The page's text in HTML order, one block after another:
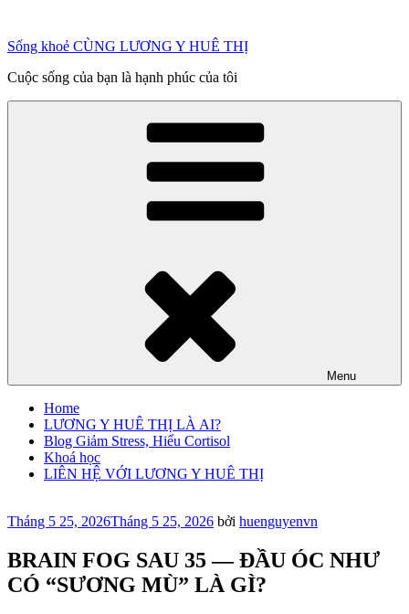
phần
dung
Sống khoẻ CÙNG LƯƠNG Y HUÊ THỊ
Cuộc sống của bạn là hạnh phúc của tôi
Menu
Home
LƯƠNG Y HUÊ THỊ LÀ AI?
Blog Giảm Stress, Hiểu Cortisol
Khoá học
LIÊN HỆ VỚI LƯƠNG Y HUÊ THỊ
Đăng
Tháng 5 25, 2026Tháng 5 25, 2026 bởi huenguyenvn
BRAIN FOG SAU 35 — ĐẦU ÓC NHƯ
CÓ “SƯƠNG MÙ” LÀ GÌ?